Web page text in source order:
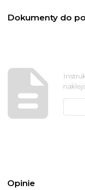
Dokumenty do
Opinie